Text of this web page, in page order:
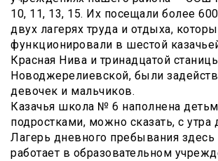
10, 11, 13, 15. Их посещали более
двух лагерях труда и отдыха,
функционировали в шестой
Красная Нива и тринадцатой
Новоджерелиевской, были
девочек и мальчиков.
Казачья школа № 6 наполнена
подростками, можно сказать, с утра
Лагерь дневного пребывания
работает в образовательном